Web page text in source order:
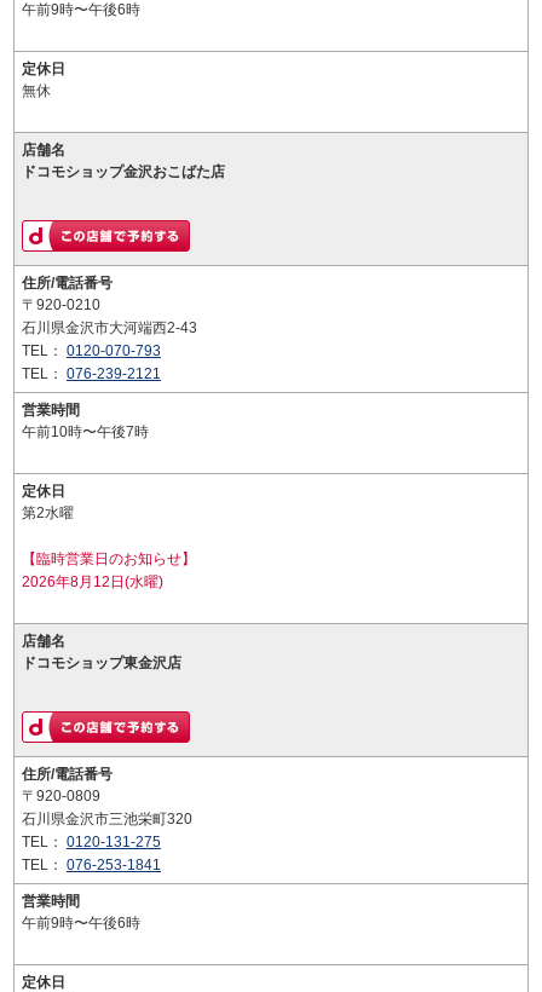
午前9時〜午後6時
定休日
無休
店舗名
ドコモショップ金沢おこばた店
住所/電話番号
〒920-0210
石川県金沢市大河端西2-43
TEL： 0120-070-793
TEL： 076-239-2121
営業時間
午前10時〜午後7時
定休日
第2水曜
【臨時営業日のお知らせ】
2026年8月12日(水曜)
店舗名
ドコモショップ東金沢店
住所/電話番号
〒920-0809
石川県金沢市三池栄町320
TEL： 0120-131-275
TEL： 076-253-1841
営業時間
午前9時〜午後6時
定休日